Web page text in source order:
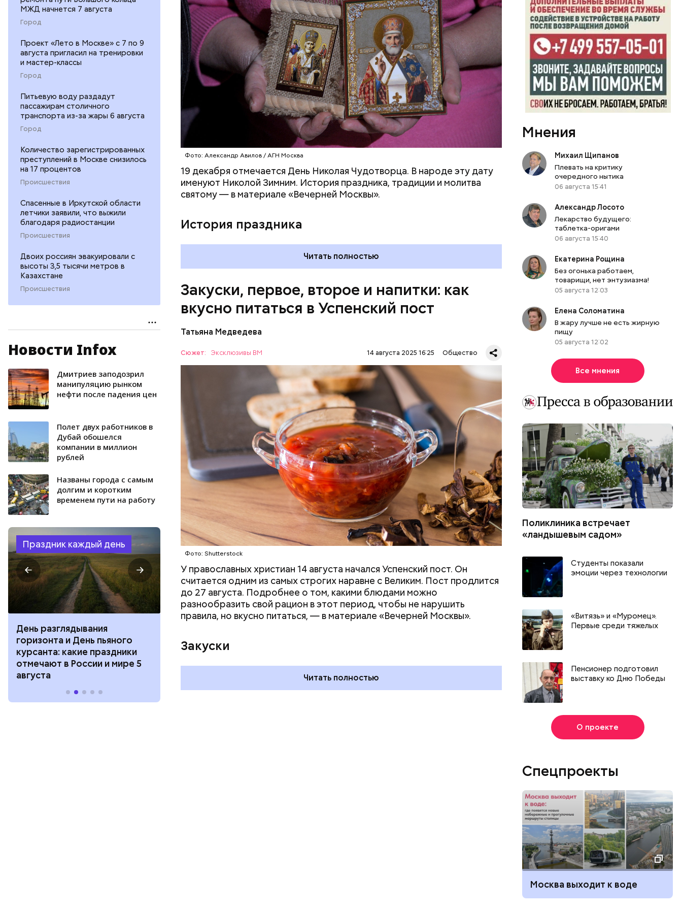
МЖД начнется 7 августа
Город
Проект «Лето в Москве» с 7 по 9
августа пригласил на тренировки
и мастер-классы
Город
Питьевую воду раздадут
пассажирам столичного
транспорта из-за жары 6 августа
Город
Количество зарегистрированных
преступлений в Москве снизилось
на 17 процентов
Происшествия
Спасенные в Иркутской области
летчики заявили, что выжили
благодаря радиостанции
Происшествия
Двоих россиян эвакуировали с
высоты 3,5 тысячи метров в
Казахстане
Происшествия
Новости Infox
Дмитриев заподозрил
манипуляцию рынком
нефти после падения цен
Полет двух работников в
Дубай обошелся
компании в миллион
рублей
Названы города с самым
долгим и коротким
временем пути на работу
Праздник каждый день
День разглядывания
горизонта и День пьяного
курсанта: какие праздники
отмечают в России и мире 5
августа
День шампанского: какие
праздники отмечают в России
и мире 4 августа
августа
День тульского пряника и
День сидения на
подоконниках: какие
праздники отмечают в России
и мире 2 августа
День
и мире 6
Фото: Александр Авилов / АГН Москва
19 декабря отмечается День Николая Чудотворца. В народе эту дату
именуют Николой Зимним. История праздника, традиции и молитва
святому — в материале «Вечерней Москвы».
История праздника
Читать полностью
Закуски, первое, второе и напитки: как
вкусно питаться в Успенский пост
Татьяна Медведева
Сюжет: Эксклюзивы ВМ 14 августа 2025 16:25 Общество
Фото: Shutterstock
У православных христиан 14 августа начался Успенский пост. Он
считается одним из самых строгих наравне с Великим. Пост продлится
до 27 августа. Подробнее о том, какими блюдами можно
разнообразить свой рацион в этот период, чтобы не нарушить
правила, но вкусно питаться, — в материале «Вечерней Москвы».
Закуски
Баклажаны с овощами
1 кг баклажанов;
600 г помидоров;
300 г моркови;
200 г шпината;
100 г салата лиственного;
200 г репчатого лука;
100 г муки;
100 г растительного масла;
зелень петрушки и укропа.
Читать полностью
ЕДА РЕЦЕПТЫ
Мнения
Михаил Щипанов
Плевать на критику
очередного нытика
06 августа 15:41
Александр Лосото
Лекарство будущего:
таблетка-оригами
06 августа 15:40
Екатерина Рощина
Без огонька работаем,
товарищи, нет энтузиазма!
05 августа 12:03
Елена Соломатина
В жару лучше не есть жирную
пищу
05 августа 12:02
Все мнения
Поликлиника встречает
«ландышевым садом»
Студенты показали
эмоции через технологии
«Витязь» и «Муромец».
Первые среди тяжелых
Пенсионер подготовил
выставку ко Дню Победы
О проекте
Спецпроекты
Москва выходит к воде